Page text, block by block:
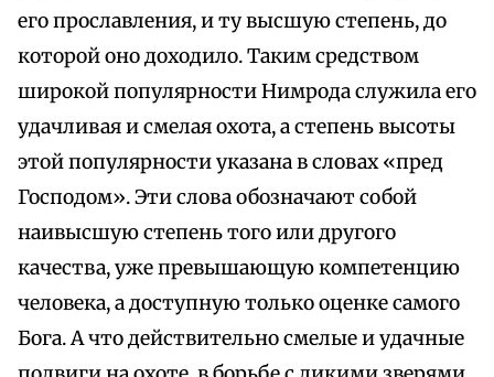
его прославления, и ту высшую степень, до
которой оно доходило. Таким средством
широкой популярности Нимрода служила его
удачливая и смелая охота, а степень высоты
этой популярности указана в словах «пред
Господом». Эти слова обозначают собой
наивысшую степень того или другого
качества, уже превышающую компетенцию
человека, а доступную только оценке самого
Бога. А что действительно смелые и удачные